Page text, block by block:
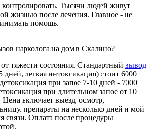
Тысячи людей живут
жизнью после лечения. Главное - не
помощь.
нарколога на дом в Скалино?
тяжести состояния. Стандартный вывод
дней, легкая интоксикация) стоит 6000
при запое 7-10 дней - 7000
при длительном запое от 10
Цена включает выезд, осмотр,
препараты на несколько дней и мой
связи. Оплата после процедуры